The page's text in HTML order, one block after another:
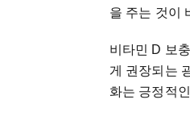
을 주는 것이
비타민 D 보
게 권장되는
화는 긍정적